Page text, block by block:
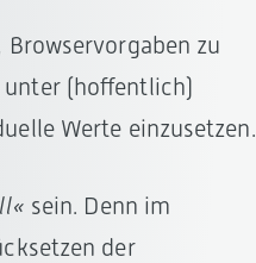
zu
unter (hoffentlich)
Werte einzusetzen.
sein. Denn im
der